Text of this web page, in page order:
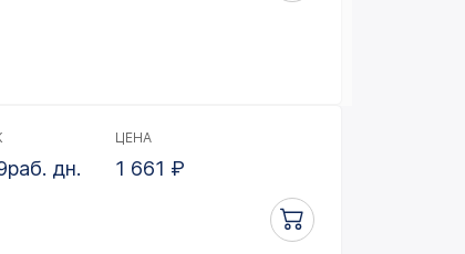
дн.
ЦЕНА
1 661 ₽